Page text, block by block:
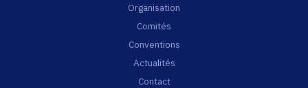
Organisation
Comités
Conventions
Actualités
Contact